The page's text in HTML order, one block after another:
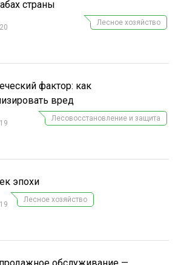
страны
Лесное хозяйство
фактор: как
вред
Лесовосстановление и защита
эпохи
Лесное хозяйство